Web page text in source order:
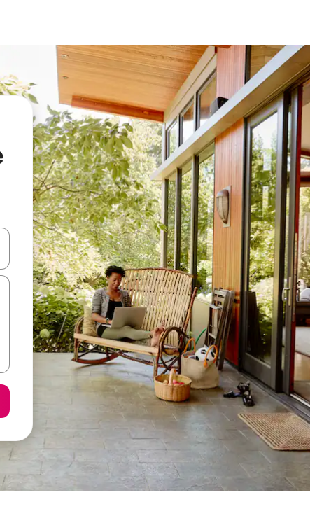
le haut et vers le bas pour les parcourir ou en appuyant et en